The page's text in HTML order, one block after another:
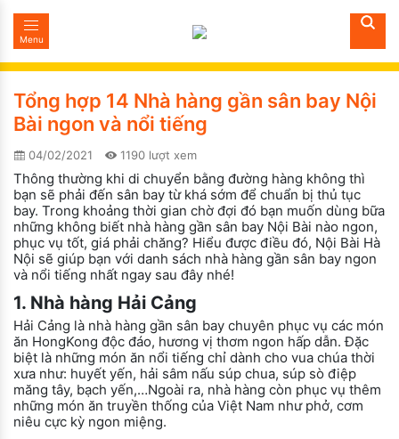
Menu
Tổng hợp 14 Nhà hàng gần sân bay Nội
Bài ngon và nổi tiếng
04/02/2021 1190 lượt xem
Thông thường khi di chuyển bằng đường hàng không thì
bạn sẽ phải đến sân bay từ khá sớm để chuẩn bị thủ tục
bay. Trong khoảng thời gian chờ đợi đó bạn muốn dùng bữa
những không biết nhà hàng gần sân bay Nội Bài nào ngon,
phục vụ tốt, giá phải chăng? Hiểu được điều đó, Nội Bài Hà
Nội sẽ giúp bạn với danh sách nhà hàng gần sân bay ngon
và nổi tiếng nhất ngay sau đây nhé!
1. Nhà hàng Hải Cảng
Hải Cảng là nhà hàng gần sân bay chuyên phục vụ các món
ăn HongKong độc đáo, hương vị thơm ngon hấp dẫn. Đặc
biệt là những món ăn nổi tiếng chỉ dành cho vua chúa thời
xưa như: huyết yến, hải sâm nấu súp chua, súp sò điệp
măng tây, bạch yến,…Ngoài ra, nhà hàng còn phục vụ thêm
những món ăn truyền thống của Việt Nam như phở, cơm
niêu cực kỳ ngon miệng.